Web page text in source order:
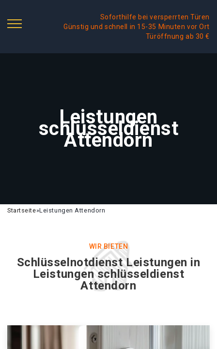
Soforthilfe bei versperrten Türen
Günstig und schnell in 15-35 Minuten vor Ort
Türöffnung ab 30 €
Leistungen
schlüsseldienst
Attendorn
Startseite»Leistungen Attendorn
WIR BIETEN
Schlüsselnotdienst Leistungen in
Leistungen schlüsseldienst
Attendorn